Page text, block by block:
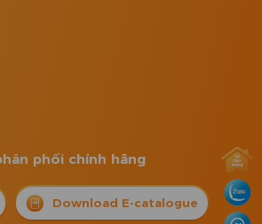
phối chính hãng
Download E-catalogue